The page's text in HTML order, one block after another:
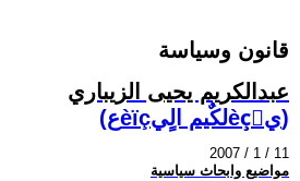
قانون وسياسة
عبدالكريم يحيى الزيباري
(عèïçلكٌيم الٍيèçٌي)
2007 / 1 / 11
مواضيع وابحاث سياسية